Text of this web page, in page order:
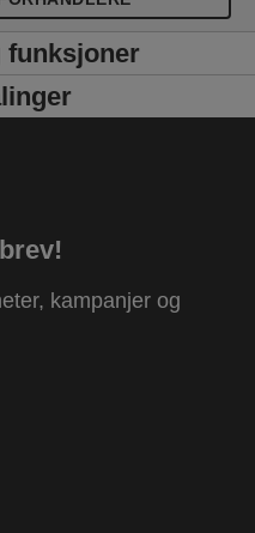
funksjoner
kampanjer og